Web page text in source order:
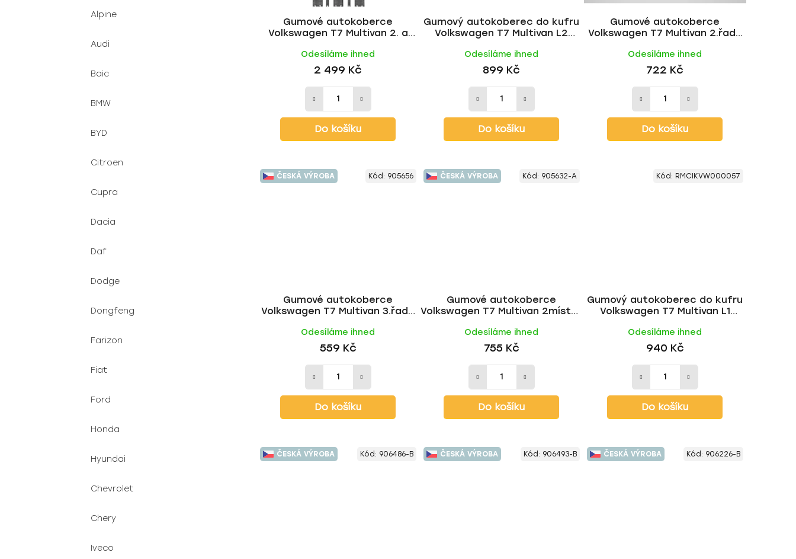
Alpine
Audi
Baic
BMW
BYD
Citroen
Cupra
Dacia
Daf
Dodge
Dongfeng
Farizon
Fiat
Ford
Honda
Hyundai
Chevrolet
Chery
Iveco
t
Gumové autokoberce
Volkswagen T7 Multivan 2. a
Odesíláme ihned
2 499 Kč
Do košíku
Gumový autokoberec do kufru
Volkswagen T7 Multivan L2
Odesíláme ihned
899 Kč
Do košíku
Gumové autokoberce
Volkswagen T7 Multivan 2.řada
Odesíláme ihned
722 Kč
Do košíku
ČESKÁ VÝROBA
Gumové autokoberce
Volkswagen T7 Multivan 3.řada
Odesíláme ihned
559 Kč
Do košíku
Kód: 905656 ČESKÁ VÝROBA
Gumové autokoberce
Volkswagen T7 Multivan 2místný
Odesíláme ihned
755 Kč
Do košíku
Kód: 905632-A
Gumový autokoberec do kufru
Volkswagen T7 Multivan L1
Odesíláme ihned
940 Kč
Do košíku
Kód: RMCIKVW000057
ČESKÁ VÝROBA Kód: 906486-B ČESKÁ VÝROBA Kód: 906493-B ČESKÁ VÝROBA Kód: 906226-B